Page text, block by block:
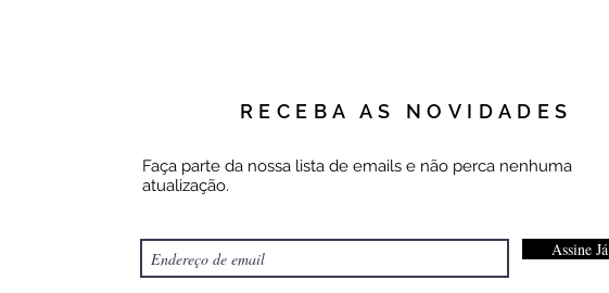
RECEBA AS NOVIDADES
Faça parte da nossa lista de emails e não perca nenhuma
atualização.
Assine Já